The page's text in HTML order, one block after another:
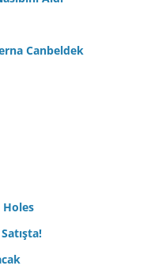
Canbeldek